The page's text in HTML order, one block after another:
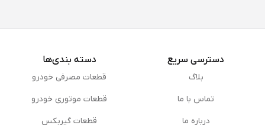
دسترسی سریع
بلاگ
تماس با ما
درباره ما
دسته بندی‌ها
قطعات مصرفی خودرو
قطعات موتوری خودرو
قطعات گیربکس